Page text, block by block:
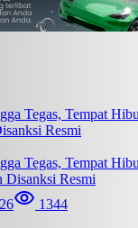
Tegas, Tempat
Disanksi Resmi
1344